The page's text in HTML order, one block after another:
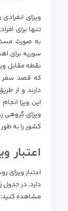
ویزای
تنها برای
به صورت
سوریه برای
نقطه مقابل
که قصد سفر
دارند و از
این ویزا
ویزای گروهی
کشور را به
اعتبار
اعتبار ویزای
دارد. در جدول
مشاهده کنید: